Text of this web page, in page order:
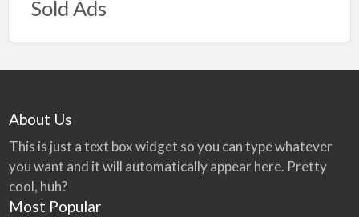
Sold Ads
About Us
This is just a text box widget so you can type whatever
you want and it will automatically appear here. Pretty
cool, huh?
Most Popular